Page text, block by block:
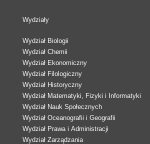
Wydziały
Wydział Biologii
Wydział Chemii
Wydział Ekonomiczny
Wydział Filologiczny
Wydział Historyczny
Wydział Matematyki, Fizyki i Informatyki
Wydział Nauk Społecznych
Wydział Oceanografii i Geografii
Wydział Prawa i Administracji
Wydział Zarządzania